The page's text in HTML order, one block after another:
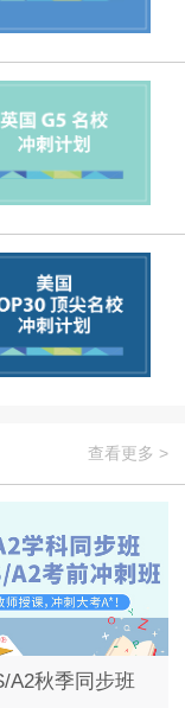
查看更多 >
秋季班